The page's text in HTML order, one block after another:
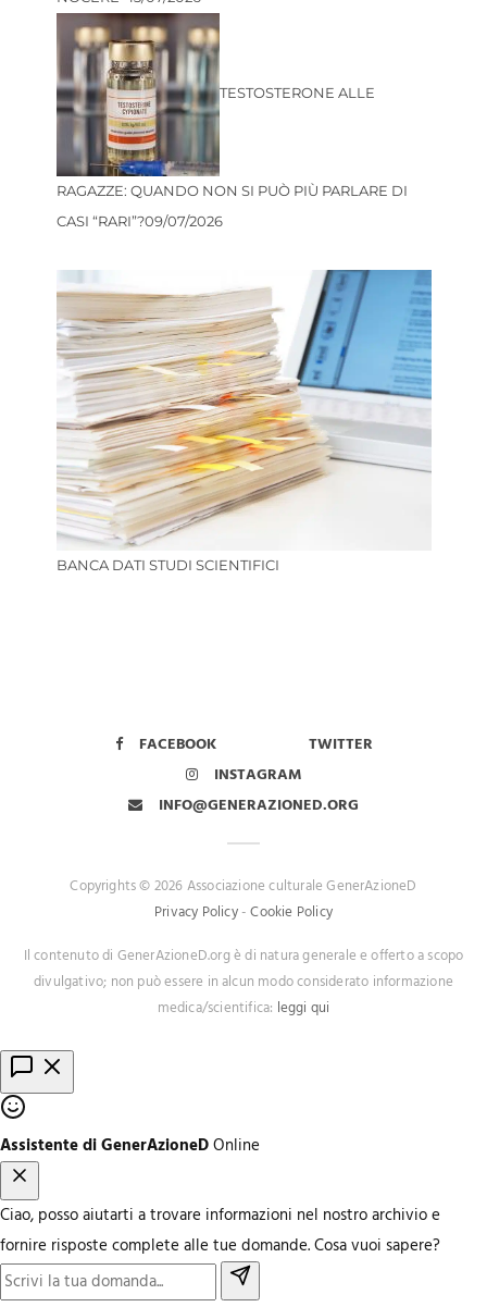
TESTOSTERONE ALLE
RAGAZZE: QUANDO NON SI PUÒ PIÙ PARLARE DI
CASI “RARI”?09/07/2026
BANCA DATI STUDI SCIENTIFICI
FACEBOOK
TWITTER
INSTAGRAM
INFO@GENERAZIONED.ORG
Copyrights © 2026 Associazione culturale GenerAzioneD
Privacy Policy-Cookie Policy
Il contenuto di GenerAzioneD.org è di natura generale e offerto a scopo
divulgativo; non può essere in alcun modo considerato informazione
medica/scientifica: leggi qui
Assistente di GenerAzioneDOnline
Ciao, posso aiutarti a trovare informazioni nel nostro archivio e
fornire risposte complete alle tue domande. Cosa vuoi sapere?